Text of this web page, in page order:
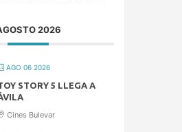
2026
AGO 06 2026
STORY 5 LLEGA A
Cines Bulevar